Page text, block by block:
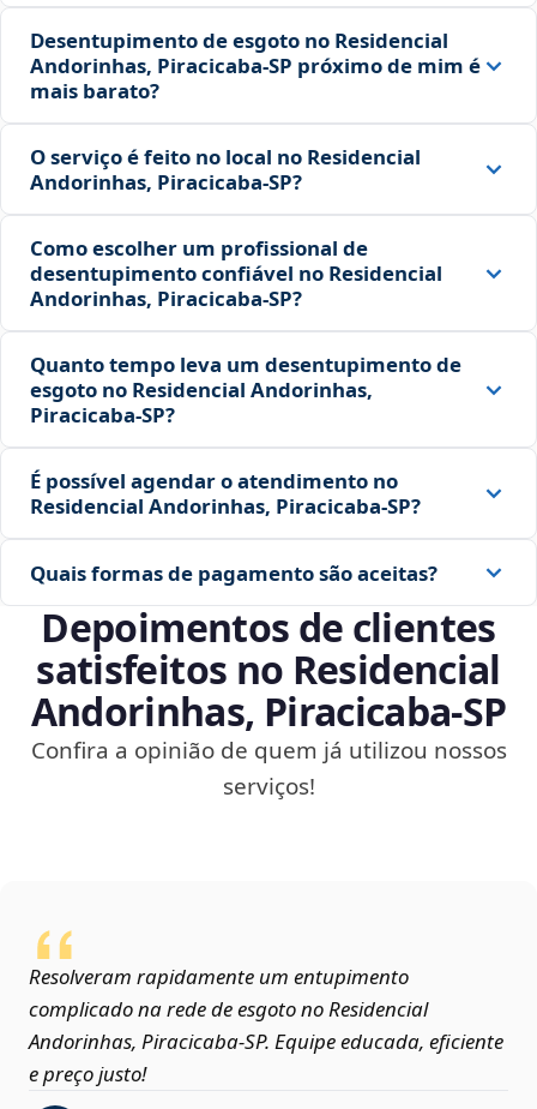
Desentupimento de esgoto no Residencial
Andorinhas, Piracicaba‑SP próximo de mim é
mais barato?
O serviço é feito no local no Residencial
Andorinhas, Piracicaba‑SP?
Como escolher um profissional de
desentupimento confiável no Residencial
Andorinhas, Piracicaba‑SP?
Quanto tempo leva um desentupimento de
esgoto no Residencial Andorinhas,
Piracicaba‑SP?
É possível agendar o atendimento no
Residencial Andorinhas, Piracicaba‑SP?
Quais formas de pagamento são aceitas?
Depoimentos de clientes
satisfeitos no Residencial
Andorinhas, Piracicaba‑SP
Confira a opinião de quem já utilizou nossos
serviços!
Resolveram rapidamente um entupimento
complicado na rede de esgoto no Residencial
Andorinhas, Piracicaba‑SP. Equipe educada, eficiente
e preço justo!